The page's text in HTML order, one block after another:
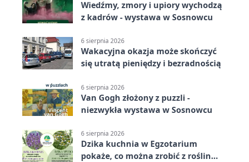
Wiedźmy, zmory i upiory wychodzą
z kadrów - wystawa w Sosnowcu
6 sierpnia 2026
Wakacyjna okazja może skończyć
się utratą pieniędzy i bezradnością
6 sierpnia 2026
Van Gogh złożony z puzzli -
niezwykła wystawa w Sosnowcu
6 sierpnia 2026
Dzika kuchnia w Egzotarium
pokaże, co można zrobić z roślin